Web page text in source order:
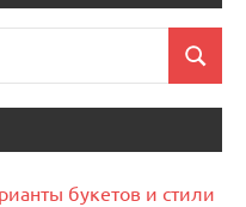
Поиск
букетов и стили